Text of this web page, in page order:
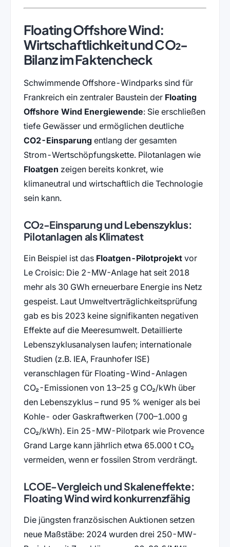
Floating Offshore Wind:
Wirtschaftlichkeit und CO₂-
Bilanz im Faktencheck
Schwimmende Offshore-Windparks sind für
Frankreich ein zentraler Baustein der Floating
Offshore Wind Energiewende: Sie erschließen
tiefe Gewässer und ermöglichen deutliche
CO2-Einsparungentlang der gesamten
Strom-Wertschöpfungskette. Pilotanlagen wie
Floatgen zeigen bereits konkret, wie
klimaneutral und wirtschaftlich die Technologie
sein kann.
CO₂-Einsparung und Lebenszyklus:
Pilotanlagen als Klimatest
Ein Beispiel ist das Floatgen-Pilotprojektvor
Le Croisic: Die 2-MW-Anlage hat seit 2018
mehr als 30 GWh erneuerbare Energie ins Netz
gespeist. Laut Umweltverträglichkeitsprüfung
gab es bis 2023 keine signifikanten negativen
Effekte auf die Meeresumwelt. Detaillierte
Lebenszyklusanalysen laufen; internationale
Studien (z.B. IEA, Fraunhofer ISE)
veranschlagen für Floating-Wind-Anlagen
CO₂-Emissionen von 13–25 g CO₂/kWh über
den Lebenszyklus – rund 95 % weniger als bei
Kohle- oder Gaskraftwerken (700–1.000 g
CO₂/kWh). Ein 25-MW-Pilotpark wie Provence
Grand Large kann jährlich etwa 65.000 t CO₂
vermeiden, wenn er fossilen Strom verdrängt.
LCOE-Vergleich und Skaleneffekte:
Floating Wind wird konkurrenzfähig
Die jüngsten französischen Auktionen setzen
neue Maßstäbe: 2024 wurden drei 250-MW-